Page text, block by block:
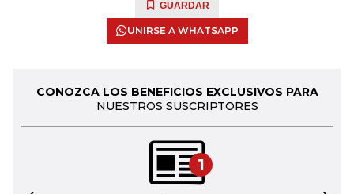
GUARDAR
UNIRSE A WHATSAPP
CONOZCA LOS BENEFICIOS EXCLUSIVOS PARA
NUESTROS SUSCRIPTORES
1